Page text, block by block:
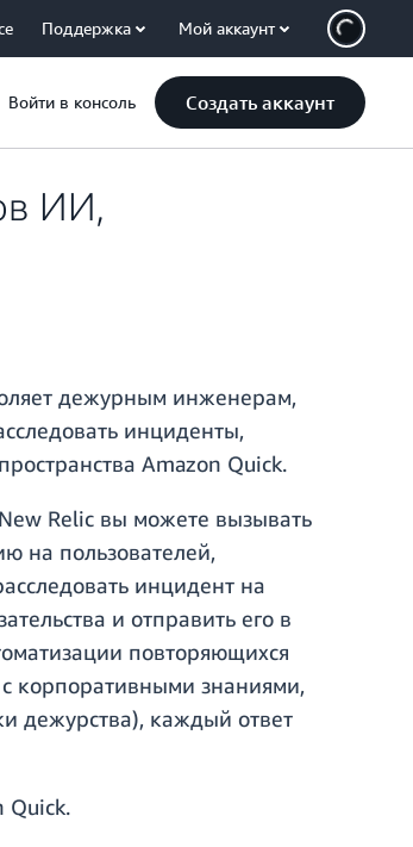
Поддержка Мой аккаунт
Войти в консоль Создать аккаунт
ИИ,
дежурным инженерам,
инциденты,
Amazon Quick.
Relic вы можете вызывать
на пользователей,
инцидент на
и отправить его в
повторяющихся
корпоративными знаниями,
дежурства), каждый ответ
Quick.